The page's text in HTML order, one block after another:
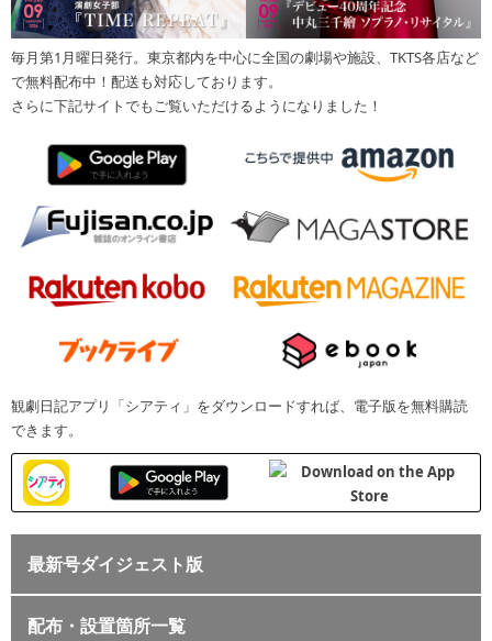
毎月第1月曜日発行。東京都内を中心に全国の劇場や施設、TKTS各店など
で無料配布中！配送も対応しております。
さらに下記サイトでもご覧いただけるようになりました！
観劇日記アプリ「シアティ」をダウンロードすれば、電子版を無料購読
できます。
最新号ダイジェスト版
配布・設置箇所一覧